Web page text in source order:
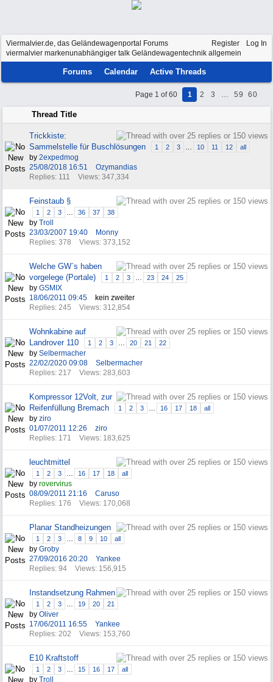
Register Log In
Viermalvier.de, das Geländewagenportal Forums
viermalvier markenunabhängiger talk Geländewagentechnik allgemein
Forums Calendar Active Threads
Page 1 of 60 1 2 3 … 59 60
Thread Title
Trickkiste:
Sammelstelle für Buschlösungen
1 2 3 10 11 12 all
by 2expedmog
25/08/2018 16:51
Ozymandias
Replies: 111
Views: 347,334
Feinstaub §
1 2 3 36 37 38
by Troll
23/03/2007 19:40
Monny
Replies: 378
Views: 373,152
Welche GW`s haben
vorgelege (Portale)
1 2 3 23 24 25
by GSMIX
18/06/2011 09:45
kein zweiter
Replies: 245
Views: 312,854
Wohnkabine auf
Landrover 110
1 2 3 20 21 22
by Selbermacher
22/02/2020 09:08
Selbermacher
Replies: 217
Views: 283,603
Kompressor 12Volt, zur
Reifenfüllung Bremach
1 2 3 16 17 18 all
by ziro
01/07/2011 12:26
ziro
Replies: 171
Views: 183,625
leuchtmittel
1 2 3 16 17 18 all
by rovervirus
08/09/2011 21:16
Caruso
Replies: 176
Views: 170,068
Planar Standheizungen
1 2 3 8 9 10 all
by Groby
27/09/2016 20:20
Yankee
Replies: 94
Views: 156,915
Instandsetzung Rahmen
1 2 3 19 20 21
by Oliver
17/06/2011 16:55
Yankee
Replies: 202
Views: 153,760
E10 Kraftstoff
1 2 3 15 16 17 all
by Troll